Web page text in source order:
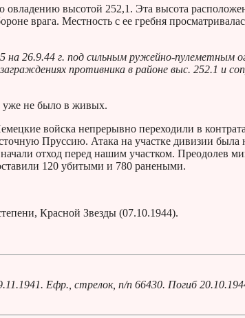
овладению высотой 252,1. Эта высота
врага. Местность с ее гребня
на 26.9.44 г. под сильным ружейно-пулеметным
противника в районе выс. 252.1 и
уже не было в живых.
войска непрерывно переходили в
Пруссию. Атака на участке дивизии была
отход перед нашим участком. Преодолев
120 убитыми и 780 ранеными.
Красной Звезды (07.10.1944).
Ефр., стрелок, п/п 66430. Погиб